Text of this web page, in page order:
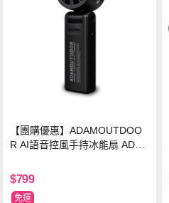
【團購優惠】ADAMOUTDOO
R AI語音控風手持冰能扇 ADFN
$799
免運